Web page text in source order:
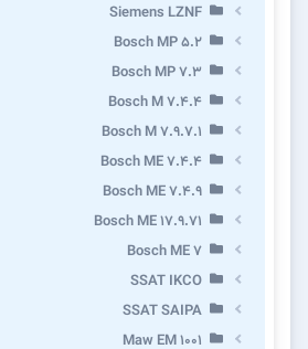
Siemens LZNF
Bosch MP 5.2
Bosch MP 7.3
Bosch M 7.4.4
Bosch M 7.9.7.1
Bosch ME 7.4.4
Bosch ME 7.4.9
Bosch ME 17.9.71
Bosch ME 7
SSAT IKCO
SSAT SAIPA
Maw EM 1001